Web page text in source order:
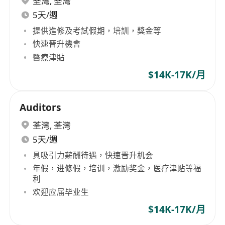
5天/週
提供進修及考試假期，培訓，獎金等
快速晉升機會
醫療津貼
$14K-17K/月
Auditors
荃灣, 荃灣
5天/週
具吸引力薪酬待遇，快速晋升机会
年假，进修假，培训，激励奖金，医疗津贴等福
利
欢迎应届毕业生
$14K-17K/月